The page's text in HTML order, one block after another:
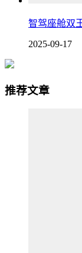
智驾座舱双
2025-09-17
推荐文章